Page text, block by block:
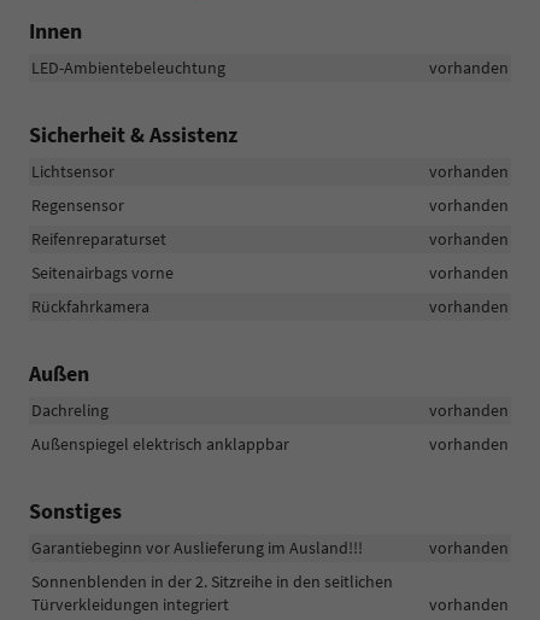
Innen
LED-Ambientebeleuchtung vorhanden
Sicherheit & Assistenz
Lichtsensor
vorhanden
Regensensor
vorhanden
Reifenreparaturset
vorhanden
Seitenairbags vorne
vorhanden
Rückfahrkamera
vorhanden
Außen
Dachreling
vorhanden
Außenspiegel elektrisch anklappbar
vorhanden
Sonstiges
Garantiebeginn vor Auslieferung im Ausland!!!
vorhanden
Sonnenblenden in der 2. Sitzreihe in den seitlichen
Türverkleidungen integriert
vorhanden